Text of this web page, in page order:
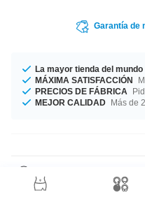
Garantía de
La mayor tienda del mundo
MÁXIMA SATISFACCIÓN
PRECIOS DE FÁBRICA
MEJOR CALIDAD Más de
Negro. Cono super chulo